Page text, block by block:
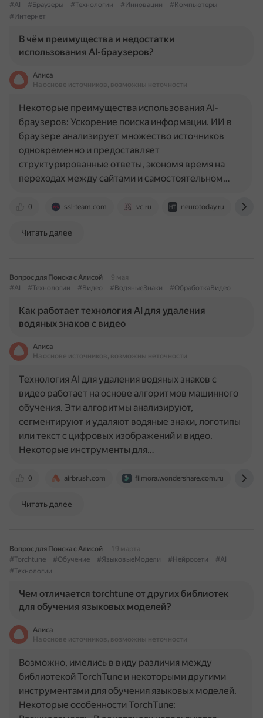
#AI
#Браузеры #Технологии #Инновации
#Компьютеры
#Интернет
В чём преимущества и недостатки
использования AI-браузеров?
Алиса
На основе источников, возможны неточности
0 ssl-team.com vc.ru neurotoday.ru
Некоторые преимущества использования AI-
браузеров: Ускорение поиска информации. ИИ в
браузере анализирует множество источников
одновременно и предоставляет
структурированные ответы, экономя время на
переходах между сайтами и самостоятельном…
Читать далее
Вопрос для Поиска с Алисой
9 мая
#AI
#Технологии #Видео #ВодяныеЗнаки #ОбработкаВидео
Как работает технология AI для удаления
водяных знаков с видео
Алиса
На основе источников, возможны неточности
0 airbrush.com filmora.wondershare.com.ru
Технология AI для удаления водяных знаков с
видео работает на основе алгоритмов машинного
обучения. Эти алгоритмы анализируют,
сегментируют и удаляют водяные знаки, логотипы
или текст с цифровых изображений и видео.
Некоторые инструменты для…
Читать далее
Вопрос для Поиска с Алисой
19 марта
#Torchtune
#Обучение #ЯзыковыеМодели #Нейросети
#AI
#Технологии
Чем отличается torchtune от других библиотек
для обучения языковых моделей?
Алиса
На основе источников, возможны неточности
Возможно, имелись в виду различия между
библиотекой TorchTune и некоторыми другими
инструментами для обучения языковых моделей.
Некоторые особенности TorchTune: